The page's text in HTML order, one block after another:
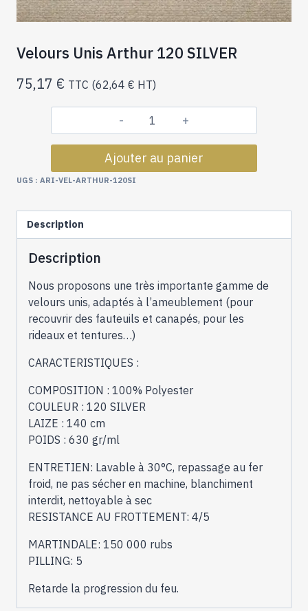
Velours Unis Arthur 120 SILVER
75,17 € TTC (62,64 € HT)
quantité
de
Velours
120
Ajouter au panier
UGS : ARI-VEL-ARTHUR-120SI
Description
Description
Nous proposons une très importante gamme de
velours unis, adaptés à l’ameublement (pour
recouvrir des fauteuils et canapés, pour les
rideaux et tentures…)
CARACTERISTIQUES :
COMPOSITION : 100% Polyester
COULEUR : 120 SILVER
LAIZE : 140 cm
POIDS : 630 gr/ml
ENTRETIEN: Lavable à 30°C, repassage au fer
froid, ne pas sécher en machine, blanchiment
interdit, nettoyable à sec
RESISTANCE AU FROTTEMENT: 4/5
MARTINDALE: 150 000 rubs
PILLING: 5
Retarde la progression du feu.